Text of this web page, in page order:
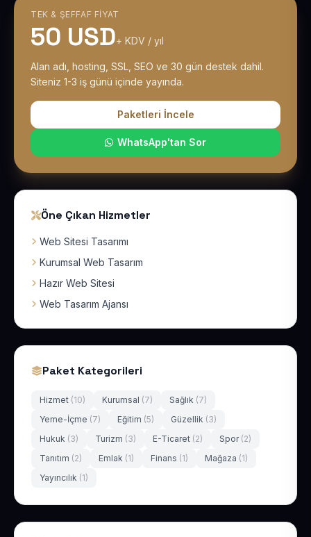
TEK & ŞEFFAF FIYAT
50 USD+ KDV / yıl
Alan adı, hosting, SSL, SEO ve 30 gün destek dahil.
Siteniz 1-3 iş günü içinde yayında.
Paketleri İncele
WhatsApp'tan Sor
Öne Çıkan Hizmetler
Web Sitesi Tasarımı
Kurumsal Web Tasarım
Hazır Web Sitesi
Web Tasarım Ajansı
Paket Kategorileri
Hizmet (10) Kurumsal (7) Sağlık (7)
Yeme-İçme (7) Eğitim (5) Güzellik (3)
Hukuk (3) Turizm (3) E-Ticaret (2) Spor (2)
Tanıtım (2) Emlak (1) Finans (1) Mağaza (1)
Yayıncılık (1)